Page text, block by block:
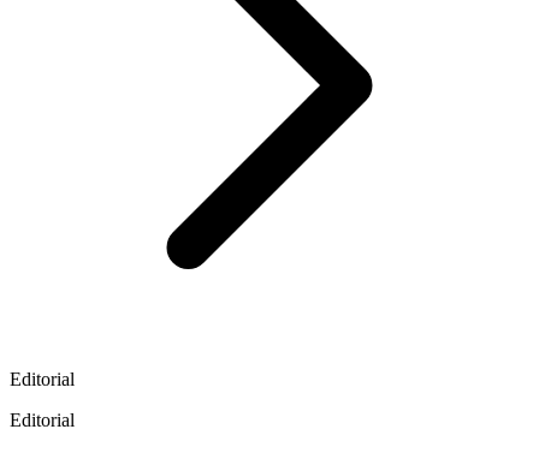
Editorial
Editorial